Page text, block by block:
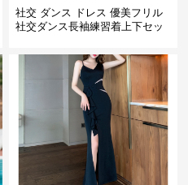
社交 ダンス ドレス 優美フリル
社交ダンス長袖練習着上下セッ